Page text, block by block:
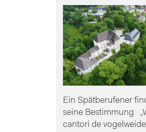
Ein Spätberufener
seine Bestimmung
cantori de